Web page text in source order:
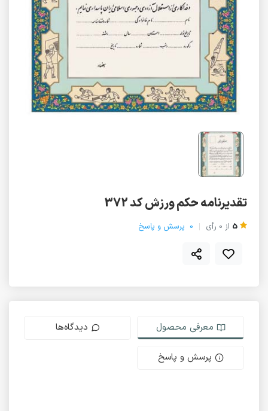
تقدیرنامه حکم ورزش کد 372
5 از 0 رأی 0 پرسش و پاسخ
معرفی محصول دیدگاه‌ها
پرسش و پاسخ